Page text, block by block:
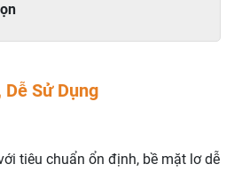
Sử Dụng
tiêu chuẩn ổn định, bề mặt lơ dễ